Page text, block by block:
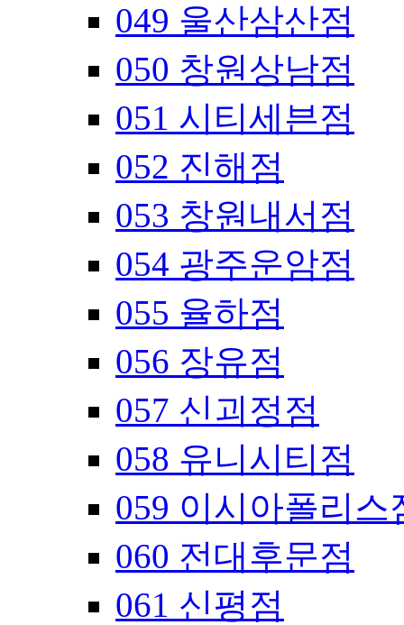
049 울산삼산점
050 창원상남점
051 시티세븐점
052 진해점
053 창원내서점
054 광주운암점
055 율하점
056 장유점
057 신괴정점
058 유니시티점
059 이시아폴리스
060 전대후문점
061 신평점